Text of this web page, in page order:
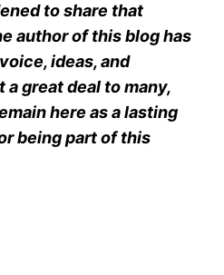
to share that
author of this blog has
ideas, and
great deal to many,
here as a lasting
being part of this